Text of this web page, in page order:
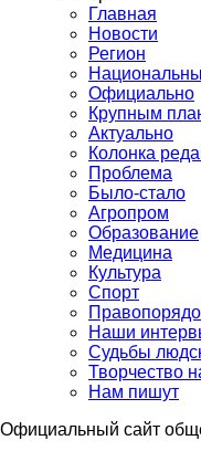
Главная
Новости
Регион
Официально
Крупным
Актуально
Колонка
Проблема
Было-стало
Агропром
Образование
Медицина
Культура
Спорт
Наши
Судьбы
Творчество
Нам пишут
Официальный сайт